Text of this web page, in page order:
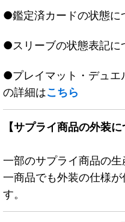
●鑑定済カードの状態に
●スリーブの状態表記に
●プレイマット・デュエ
の詳細はこちら
【サプライ商品の外装に
一部のサプライ商品の
一商品でも外装の仕様
す。